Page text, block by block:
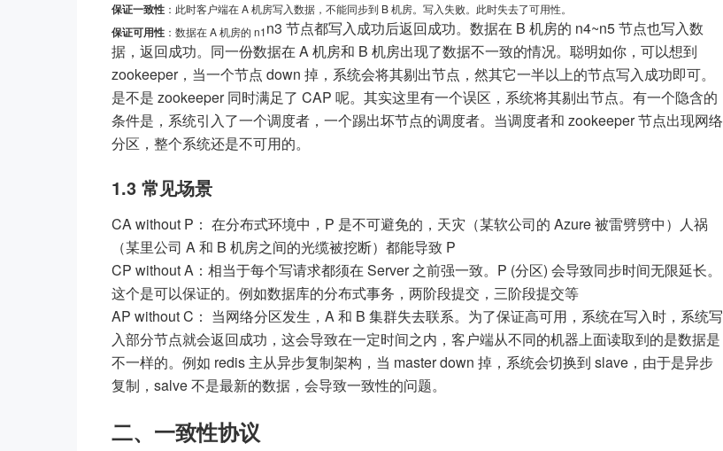
保证一致性：此时客户端在 A 机房写入数据，不能同步到 B 机房。写入失败。此时失去了可用性。
保证可用性：数据在 A 机房的 n1n3 节点都写入成功后返回成功。数据在 B 机房的 n4~n5 节点也写入数
据，返回成功。同一份数据在 A 机房和 B 机房出现了数据不一致的情况。聪明如你，可以想到
zookeeper，当一个节点 down 掉，系统会将其剔出节点，然其它一半以上的节点写入成功即可。
是不是 zookeeper 同时满足了 CAP 呢。其实这里有一个误区，系统将其剔出节点。有一个隐含的
条件是，系统引入了一个调度者，一个踢出坏节点的调度者。当调度者和 zookeeper 节点出现网络
分区，整个系统还是不可用的。
1.3 常见场景
CA without P： 在分布式环境中，P 是不可避免的，天灾（某软公司的 Azure 被雷劈劈中）人祸
（某里公司 A 和 B 机房之间的光缆被挖断）都能导致 P
CP without A：相当于每个写请求都须在 Server 之前强一致。P (分区) 会导致同步时间无限延长。
这个是可以保证的。例如数据库的分布式事务，两阶段提交，三阶段提交等
AP without C： 当网络分区发生，A 和 B 集群失去联系。为了保证高可用，系统在写入时，系统写
入部分节点就会返回成功，这会导致在一定时间之内，客户端从不同的机器上面读取到的是数据是
不一样的。例如 redis 主从异步复制架构，当 master down 掉，系统会切换到 slave，由于是异步
复制，salve 不是最新的数据，会导致一致性的问题。
二、一致性协议